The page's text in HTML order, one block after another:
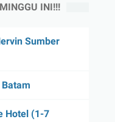
INI!!!
Sumber
Hotel (1-7